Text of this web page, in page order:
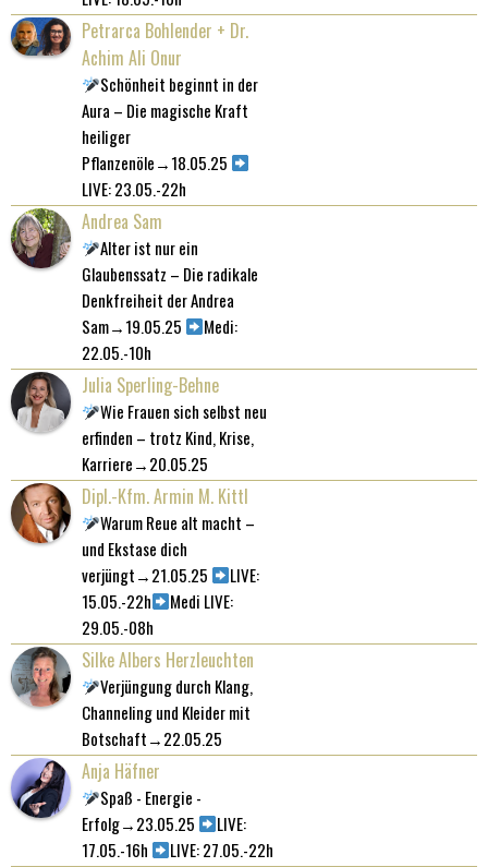
Petrarca Bohlender + Dr.
Achim Ali Onur
Schönheit beginnt in der
Aura – Die magische Kraft
heiliger
Pflanzenöle→18.05.25
LIVE: 23.05.-22h
Andrea Sam
Alter ist nur ein
Glaubenssatz – Die radikale
Denkfreiheit der Andrea
Sam→19.05.25
Medi:
22.05.-10h
Julia Sperling-Behne
Wie Frauen sich selbst neu
erfinden – trotz Kind, Krise,
Karriere→20.05.25
Dipl.-Kfm. Armin M. Kittl
Warum Reue alt macht –
und Ekstase dich
verjüngt→21.05.25
LIVE:
15.05.-22h
Medi LIVE:
29.05.-08h
Silke Albers Herzleuchten
Verjüngung durch Klang,
Channeling und Kleider mit
Botschaft→22.05.25
Anja Häfner
Spaß - Energie -
Erfolg→23.05.25
LIVE:
17.05.-16h
LIVE: 27.05.-22h